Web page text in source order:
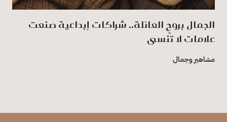
الجمال بروح العائلة.. شراكات إبداعية صنعت
علامات لا تُنسى
مشاهير وجمال